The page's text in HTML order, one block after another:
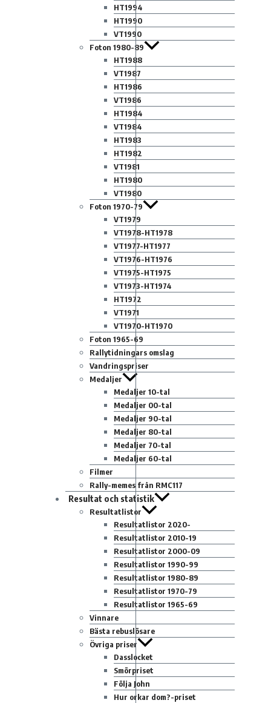
HT1994
HT1990
VT1990
Foton 1980-89
HT1988
VT1987
HT1986
VT1986
HT1984
VT1984
HT1983
HT1982
VT1981
HT1980
VT1980
Foton 1970-79
VT1979
VT1978-HT1978
VT1977-HT1977
VT1976-HT1976
VT1975-HT1975
VT1973-HT1974
HT1972
VT1971
VT1970-HT1970
Foton 1965-69
Rallytidningars omslag
Vandringspriser
Medaljer
Medaljer 10-tal
Medaljer 00-tal
Medaljer 90-tal
Medaljer 80-tal
Medaljer 70-tal
Medaljer 60-tal
Filmer
Rally-memes från RMC117
Resultat och statistik
Resultatlistor
Resultatlistor 2020-
Resultatlistor 2010-19
Resultatlistor 2000-09
Resultatlistor 1990-99
Resultatlistor 1980-89
Resultatlistor 1970-79
Resultatlistor 1965-69
Vinnare
Bästa rebuslösare
Övriga priser
Dasslocket
Smörpriset
Följa John
Hur orkar dom?-priset